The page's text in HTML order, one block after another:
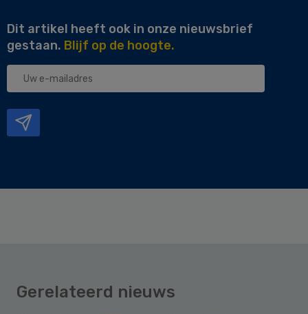
Dit artikel heeft ook in onze nieuwsbrief
gestaan. Blijf op de hoogte.
Uw
Gerelateerd nieuws